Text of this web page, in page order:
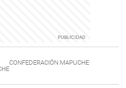
CONFEDERACIÓN MAPUCHE